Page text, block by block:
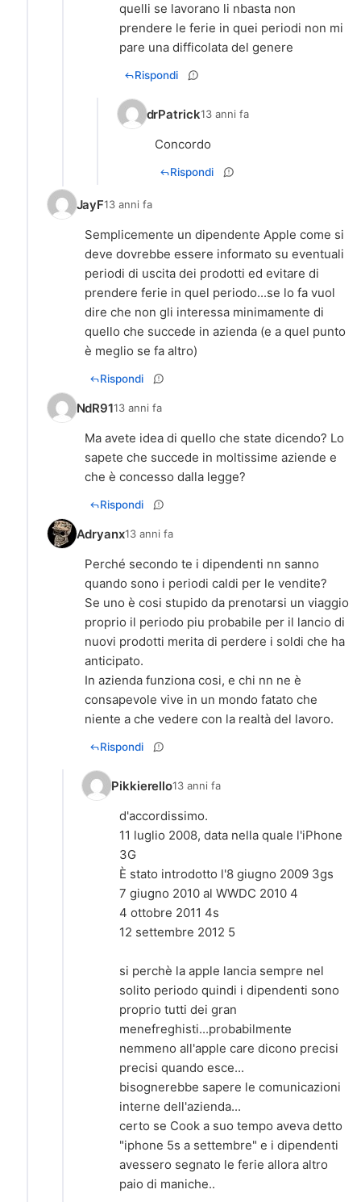
quelli se lavorano li nbasta non
prendere le ferie in quei periodi non mi
pare una difficolata del genere
Rispondi
drPatrick13 anni fa
Concordo
Rispondi
JayF13 anni fa
Semplicemente un dipendente Apple come si
deve dovrebbe essere informato su eventuali
periodi di uscita dei prodotti ed evitare di
prendere ferie in quel periodo...se lo fa vuol
dire che non gli interessa minimamente di
quello che succede in azienda (e a quel punto
è meglio se fa altro)
Rispondi
NdR9113 anni fa
Ma avete idea di quello che state dicendo? Lo
sapete che succede in moltissime aziende e
che è concesso dalla legge?
Rispondi
Adryanx13 anni fa
Perché secondo te i dipendenti nn sanno
quando sono i periodi caldi per le vendite?
Se uno è cosi stupido da prenotarsi un viaggio
proprio il periodo piu probabile per il lancio di
nuovi prodotti merita di perdere i soldi che ha
anticipato.
In azienda funziona cosi, e chi nn ne è
consapevole vive in un mondo fatato che
niente a che vedere con la realtà del lavoro.
Rispondi
Pikkierello13 anni fa
d'accordissimo.
11 luglio 2008, data nella quale l'iPhone
3G
È stato introdotto l'8 giugno 2009 3gs
7 giugno 2010 al WWDC 2010 4
4 ottobre 2011 4s
12 settembre 2012 5
si perchè la apple lancia sempre nel
solito periodo quindi i dipendenti sono
proprio tutti dei gran
menefreghisti...probabilmente
nemmeno all'apple care dicono precisi
precisi quando esce...
bisognerebbe sapere le comunicazioni
interne dell'azienda...
certo se Cook a suo tempo aveva detto
"iphone 5s a settembre" e i dipendenti
avessero segnato le ferie allora altro
paio di maniche..